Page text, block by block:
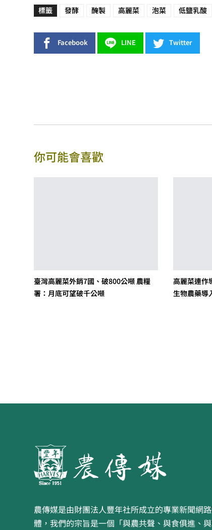
標籤 發酵 醃製 高麗菜 泡菜 低鹽乳酸
Facebook LINE Twitter
你可能會喜歡
臺灣高麗菜外銷7國、破800公噸 農糧
署：月底可望破千公噸
高麗菜連
生物農藥
農傳媒是由財團法人豐年社所成立的專業新聞網
體，我們的宗旨是一個「與農共聲、與食俱進、